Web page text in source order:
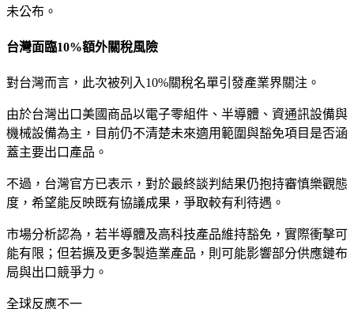
未公布。
台灣面臨10%額外關稅風險
對台灣而言，此次被列入10%關稅名單引發產業界關注。
由於台灣出口美國商品以電子零組件、半導體、資通訊設備與
機械設備為主，目前仍不清楚未來適用範圍與豁免項目是否涵
蓋主要出口產品。
不過，台灣官方已表示，對於最終談判結果仍抱持審慎樂觀態
度，希望能反映既有協議成果，爭取較有利待遇。
市場分析認為，若半導體及高科技產品維持豁免，實際衝擊可
能有限；但若擴及更多製造業產品，則可能影響部分供應鏈布
局與出口競爭力。
全球反應不一